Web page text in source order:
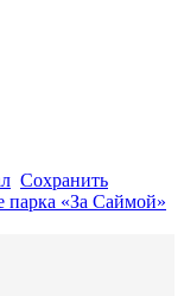
Сохранить
парка «За Саймой»